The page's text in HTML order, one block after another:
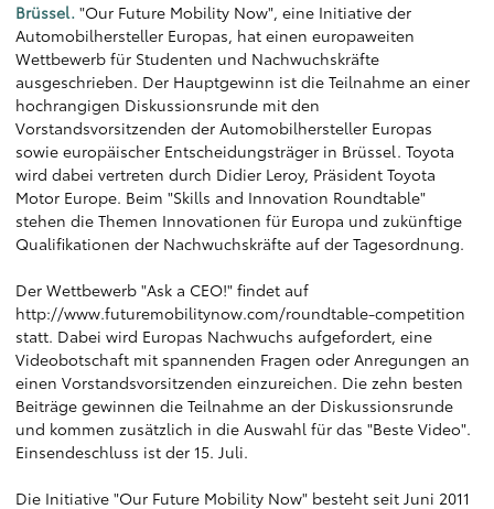
Brüssel. "Our Future Mobility Now", eine Initiative der
Automobilhersteller Europas, hat einen europaweiten
Wettbewerb für Studenten und Nachwuchskräfte
ausgeschrieben. Der Hauptgewinn ist die Teilnahme an einer
hochrangigen Diskussionsrunde mit den
Vorstandsvorsitzenden der Automobilhersteller Europas
sowie europäischer Entscheidungsträger in Brüssel. Toyota
wird dabei vertreten durch Didier Leroy, Präsident Toyota
Motor Europe. Beim "Skills and Innovation Roundtable"
stehen die Themen Innovationen für Europa und zukünftige
Qualifikationen der Nachwuchskräfte auf der Tagesordnung.
Der Wettbewerb "Ask a CEO!" findet auf
http://www.futuremobilitynow.com/roundtable-competition
statt. Dabei wird Europas Nachwuchs aufgefordert, eine
Videobotschaft mit spannenden Fragen oder Anregungen an
einen Vorstandsvorsitzenden einzureichen. Die zehn besten
Beiträge gewinnen die Teilnahme an der Diskussionsrunde
und kommen zusätzlich in die Auswahl für das "Beste Video".
Einsendeschluss ist der 15. Juli.
Die Initiative "Our Future Mobility Now" besteht seit Juni 2011